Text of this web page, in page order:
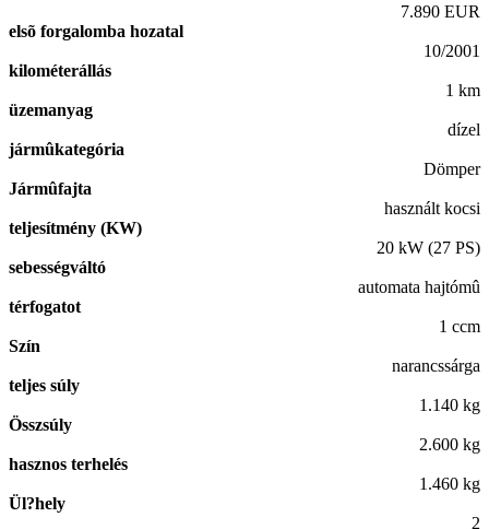
7.890 EUR
elsõ forgalomba hozatal
10/2001
kilométerállás
1 km
üzemanyag
dízel
jármûkategória
Dömper
Jármûfajta
használt kocsi
teljesítmény (KW)
20 kW (27 PS)
sebességváltó
automata hajtómû
térfogatot
1 ccm
Szín
narancssárga
teljes súly
1.140 kg
Összsúly
2.600 kg
hasznos terhelés
1.460 kg
Ül?hely
2